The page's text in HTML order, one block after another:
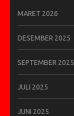
MARET 2026
DESEMBER 2025
SEPTEMBER 2025
JULI 2025
JUNI 2025